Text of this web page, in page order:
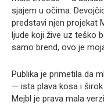
sjajem u očima.
predstavi njen projekat
ljude koji žive uz teško
samo brend, ovo je
Publika je primetila da
— ista plava kosa i
Mejbl je prava mala